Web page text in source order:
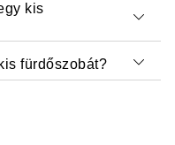
kihasználásán
kis kinyúlású bútorok
kis
helyiség tényleges
fürdőszobát?